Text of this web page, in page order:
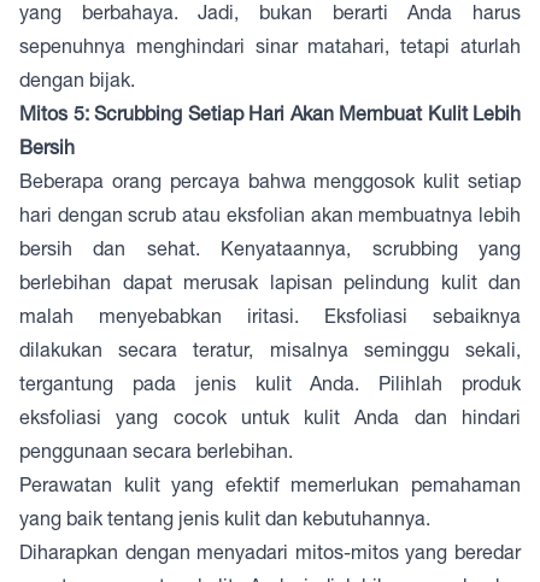
yang berbahaya. Jadi, bukan berarti Anda harus
sepenuhnya menghindari sinar matahari, tetapi aturlah
dengan bijak.
Mitos 5: Scrubbing Setiap Hari Akan Membuat Kulit Lebih
Bersih
Beberapa orang percaya bahwa menggosok kulit setiap
hari dengan scrub atau eksfolian akan membuatnya lebih
bersih dan sehat. Kenyataannya, scrubbing yang
berlebihan dapat merusak lapisan pelindung kulit dan
malah menyebabkan iritasi. Eksfoliasi sebaiknya
dilakukan secara teratur, misalnya seminggu sekali,
tergantung pada jenis kulit Anda. Pilihlah produk
eksfoliasi yang cocok untuk kulit Anda dan hindari
penggunaan secara berlebihan.
Perawatan kulit yang efektif memerlukan pemahaman
yang baik tentang jenis kulit dan kebutuhannya.
Diharapkan dengan menyadari mitos-mitos yang beredar